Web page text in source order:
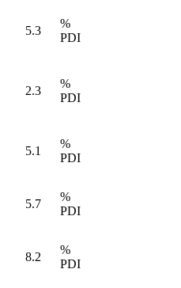
5.3
%
PDI
2.3
%
PDI
5.1
%
PDI
5.7
%
PDI
8.2
%
PDI